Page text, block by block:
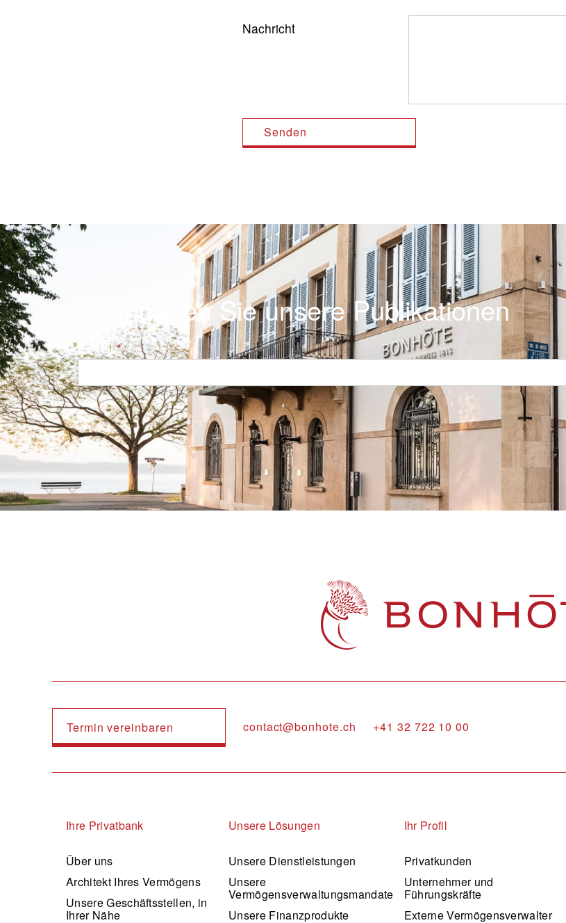
Nachricht
Abonnieren Sie unsere Publikationen
E-Mail
Termin vereinbaren contact@bonhote.ch +41 32 722 10 00
Navigation principale
Ihre Privatbank
Über uns
Architekt Ihres Vermögens
Unsere Geschäftsstellen, in
Ihrer Nähe
Unsere Lösungen
Unsere Dienstleistungen
Unsere
Vermögensverwaltungsmandate
Unsere Finanzprodukte
Ihr Profil
Privatkunden
Unternehmer und
Führungskräfte
Externe Vermögensverwalter